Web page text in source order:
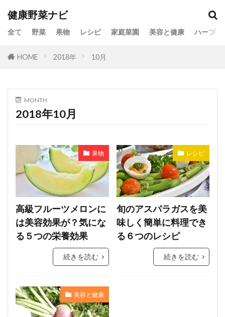
健康野菜ナビ
全て 野菜 果物 レシピ 家庭菜園 美容と健康 ハーブ
HOME 2018年 10月
MONTH
2018年10月
果物
高級フルーツメロンに
は美容効果が？気にな
る５つの栄養効果
続きを読む
レシピ
旬のアスパラガスを美
味しく簡単に料理でき
る６つのレシピ
続きを読む
美容と健康